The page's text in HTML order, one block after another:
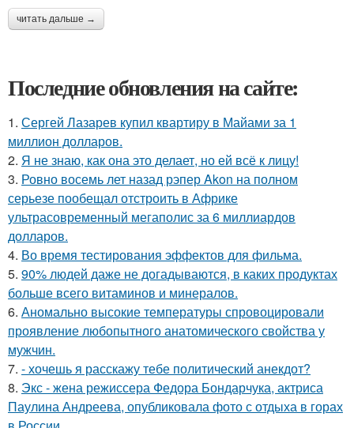
читать дальше →
Последние обновления на сайте:
1. Сергей Лазарев купил квартиру в Майами за 1
миллион долларов.
2. Я не знаю, как она это делает, но ей всё к лицу!
3. Ровно восемь лет назад рэпер Akon на полном
серьезе пообещал отстроить в Африке
ультрасовременный мегаполис за 6 миллиардов
долларов.
4. Во время тестирования эффектов для фильма.
5. 90% людей даже не догадываются, в каких продуктах
больше всего витаминов и минералов.
6. Аномально высокие температуры спровоцировали
проявление любопытного анатомического свойства у
мужчин.
7. - хочешь я расскажу тебе политический анекдот?
8. Экс - жена режиссера Федора Бондарчука, актриса
Паулина Андреева, опубликовала фото с отдыха в горах